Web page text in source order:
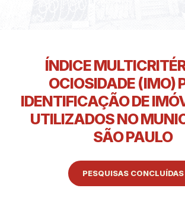
ÍNDICE
OCIOSIDADE (IMO)
IDENTIFICAÇÃO DE
UTILIZADOS NO
SÃO PAULO
PESQUISAS CONCLUÍDAS